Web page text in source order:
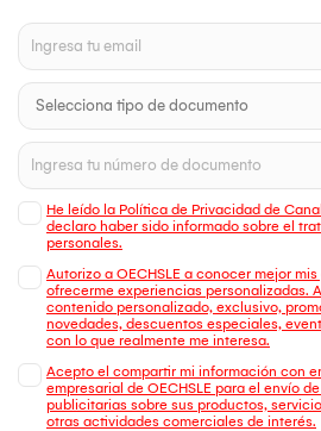
He leído la Política de Privacidad de
declaro haber sido informado sobre el
personales.
Autorizo a OECHSLE a conocer mejor
ofrecerme experiencias personalizadas.
contenido personalizado, exclusivo,
novedades, descuentos especiales,
con lo que realmente me interesa.
Acepto el compartir mi información con
empresarial de OECHSLE para el envío
publicitarias sobre sus productos,
otras actividades comerciales de interés.